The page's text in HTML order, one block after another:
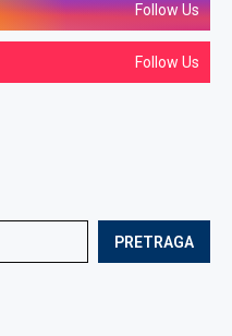
Follow Us
Follow Us
PRETRAGA